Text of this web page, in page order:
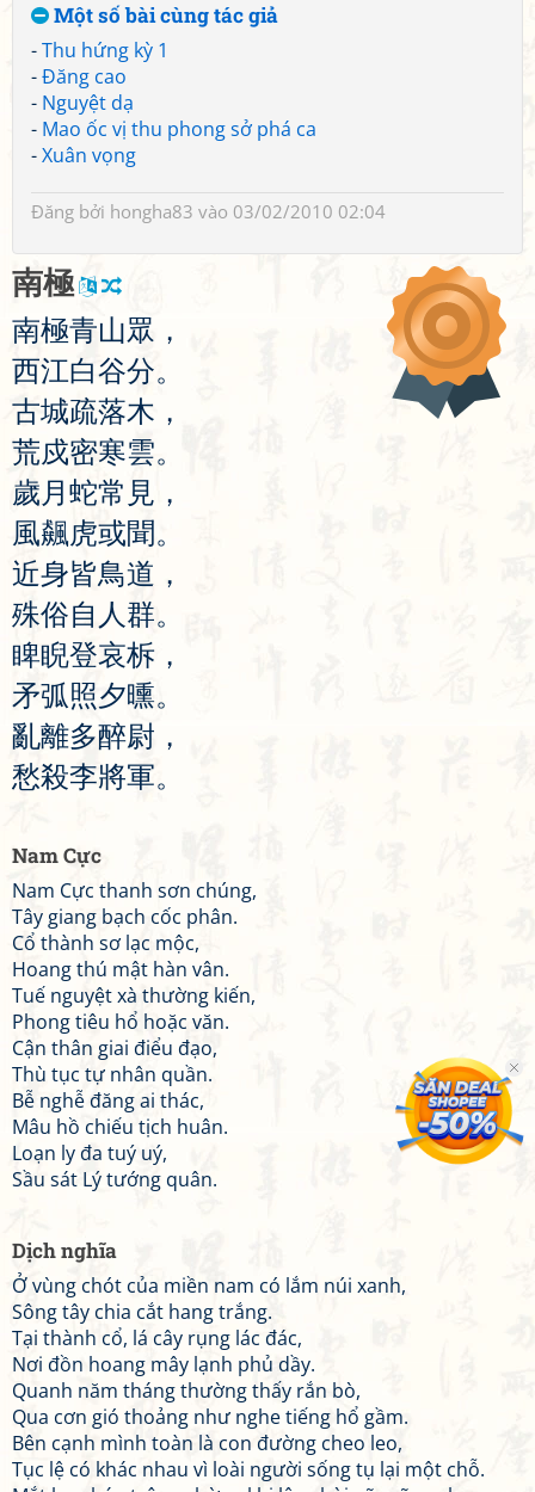
Một số bài cùng tác giả
-Thu hứng kỳ 1
-Đăng cao
- Nguyệt dạ
- Mao ốc vị thu phong sở phá ca
-Xuân vọng
Đăng bởi hongha83 vào 03/02/2010 02:04
南極
南極青山眾 ，
西江白谷分。
古城疏落木 ，
荒戍密寒雲。
歲 月 蛇常 見 ，
風飆虎或聞。
近身皆鳥道 ，
殊俗自 人 群。
睥睨登哀柝 ，
矛弧照夕曛。
亂離多醉尉 ，
愁殺李將軍。
Nam Cực
Nam Cực thanh sơn chúng,
Tây giang bạch cốc phân.
Cổ thành sơ lạc mộc,
Hoang thú mật hàn vân.
Tuế nguyệt xà thường kiến,
Phong tiêu hổ hoặc văn.
Cận thân giai điểu đạo,
Thù tục tự nhân quần.
Bễ nghễ đăng ai thác,
Mâu hồ chiếu tịch huân.
Loạn ly đa tuý uý,
Sầu sát Lý tướng quân.
Dịch nghĩa
Ở vùng chót của miền nam có lắm núi xanh,
Sông tây chia cắt hang trắng.
Tại thành cổ, lá cây rụng lác đác,
Nơi đồn hoang mây lạnh phủ dầy.
Quanh năm tháng thường thấy rắn bò,
Qua cơn gió thoảng như nghe tiếng hổ gầm.
Bên cạnh mình toàn là con đường cheo leo,
Tục lệ có khác nhau vì loài người sống tụ lại một chỗ.